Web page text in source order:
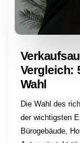
Vergleich:
Wahl
Die Wahl des
der wichtigsten
Bürogebäude,